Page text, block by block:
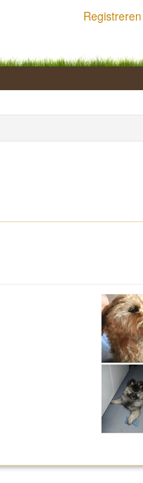
Registreren